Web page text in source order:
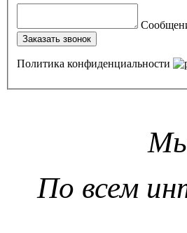
Заказать звонок
Политика конфиденциальности
Мы
По всем